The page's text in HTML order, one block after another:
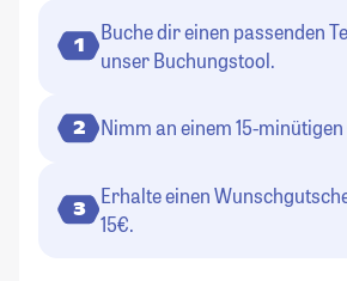
1
Buche dir einen passenden
unser Buchungstool.
2 Nimm an einem 15-
3
Erhalte einen
15€.